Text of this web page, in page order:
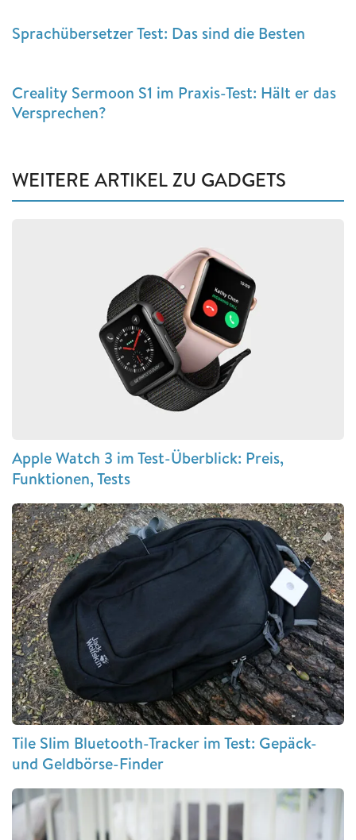
Sprachübersetzer Test: Das sind die Besten
Creality Sermoon S1 im Praxis-Test: Hält er das
Versprechen?
WEITERE ARTIKEL ZU GADGETS
Apple Watch 3 im Test-Überblick: Preis,
Funktionen, Tests
Tile Slim Bluetooth-Tracker im Test: Gepäck-
und Geldbörse-Finder